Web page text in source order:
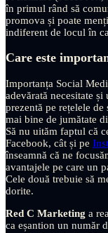
în primul rând să
promova și poate
indiferent de locul în
Care este
Importanța Social
adevărată necesitate
prezentă pe rețelele
mai bine de jumătate
Să nu uităm faptul că
Facebook, cât și pe
înseamnă că ne
avantajele pe care un
Cele două trebuie să
dorite.
Red C Marketing a
ca eșantion un număr